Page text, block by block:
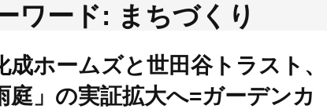
ワード: まちづくり
成ホームズと世田谷トラスト、
庭」の実証拡大へ=ガーデンカ